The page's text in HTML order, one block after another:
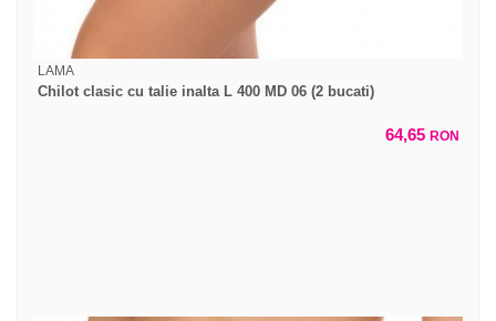
LAMA
Chilot clasic cu talie inalta L 400 MD 06 (2 bucati)
64,65 RON